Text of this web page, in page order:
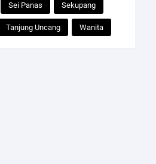
Sei Panas Sekupang
Tanjung Uncang Wanita